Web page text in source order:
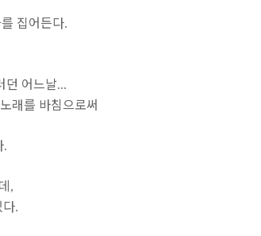
집어든다.
던 어느날...
래를 바침으로써
.
,
다.